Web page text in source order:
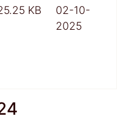
KB
02-10-
2025